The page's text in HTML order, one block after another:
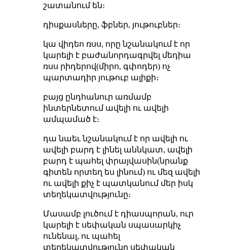
շատանում են։
դիսքասները, ֆբներ, յութուբներ։
կա վիդեո ռսս, որը նշանակում է որ
կարելի է բաժանորդագրվել մեդիա
ռսս րիդերով(միրո, գփոդեր) ոչ
պարտադիր յութուբ ալիքի։
բայց ընդհանուր առմամբ
ինտերնետում ավելի ու ավելի
ամպամած է։
դա նաեւ նշանակում է որ ավելի ու
ավելի բարդ է լինել աննկատ, ավելի
բարդ է պահել փրայվասին(նրանք
գիտեն որտեղ ես լինում) ու մեզ ավելի
ու ավելի քիչ է պատկանում մեր իսկ
տեղեկատվությունը։
Մասամբ լուծում է դիասպորան, ուր
կարելի է սեփական սպասարկիչ
ունենալ, ու պահել
տեղեկատվությունը սեփական